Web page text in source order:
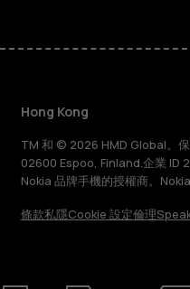
Hong Kong
TM 和 © 2026 HMD Global。
02600 Espoo, Finland.企業 ID
Nokia 品牌手機的授權商。
條款私隱Cookie 設定倫理